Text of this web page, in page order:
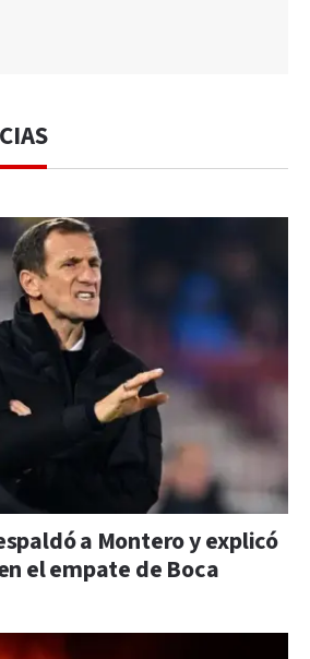
a Montero y explicó
el empate de Boca